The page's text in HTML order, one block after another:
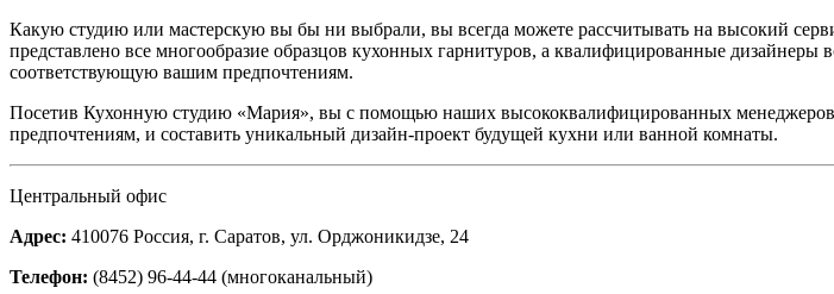
Какую студию или мастерскую вы бы ни выбрали, вы всегда можете рассчитывать на высокий
представлено все многообразие образцов кухонных гарнитуров, а квалифицированные
соответствующую вашим предпочтениям.
Посетив Кухонную студию «Мария», вы с помощью наших высококвалифицированных
предпочтениям, и составить уникальный дизайн-проект будущей кухни или ванной комнаты.
Центральный офис
Адрес: 410076 Россия, г. Саратов, ул. Орджоникидзе, 24
Телефон: (8452) 96-44-44 (многоканальный)